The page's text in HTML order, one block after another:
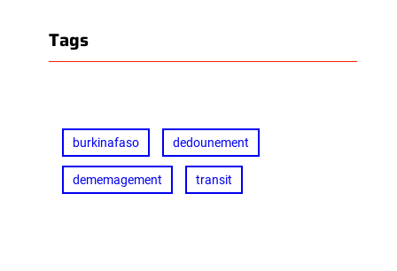
Tags
burkinafaso dedounement
dememagement transit